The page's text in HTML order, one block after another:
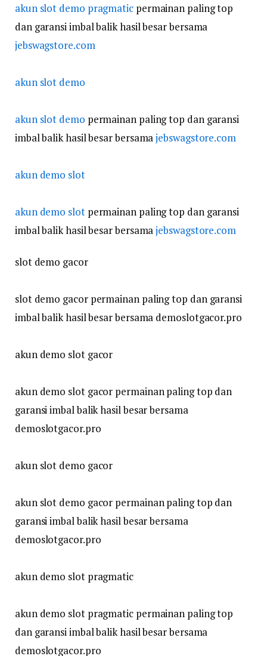
akun slot demo pragmaticpermainan paling top
dan garansi imbal balik hasil besar bersama
jebswagstore.com
akun slot demo
akun slot demo permainan paling top dan garansi
imbal balik hasil besar bersamajebswagstore.com
akun demo slot
akun demo slotpermainan paling top dan garansi
imbal balik hasil besar bersamajebswagstore.com
slot demo gacor
slot demo gacor permainan paling top dan garansi
imbal balik hasil besar bersama demoslotgacor.pro
akun demo slot gacor
akun demo slot gacor permainan paling top dan
garansi imbal balik hasil besar bersama
demoslotgacor.pro
akun slot demo gacor
akun slot demo gacor permainan paling top dan
garansi imbal balik hasil besar bersama
demoslotgacor.pro
akun demo slot pragmatic
akun demo slot pragmatic permainan paling top
dan garansi imbal balik hasil besar bersama
demoslotgacor.pro